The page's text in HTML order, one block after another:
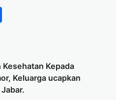
Kesehatan Kepada
Keluarga ucapkan